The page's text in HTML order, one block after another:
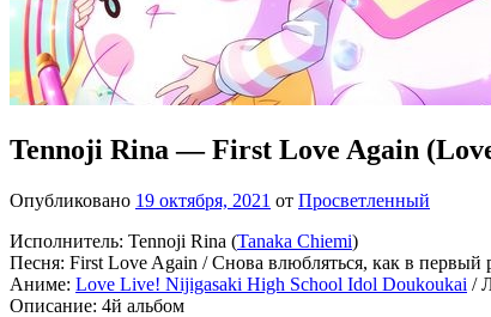
Tennoji Rina — First Love Again
Опубликовано 19 октября, 2021 от Просветленный
Исполнитель: Tennoji Rina (Tanaka Chiemi)
Песня: First Love Again / Снова влюбляться, как в первый
Аниме: Love Live! Nijigasaki High School Idol Doukoukai /
Описание: 4й альбом